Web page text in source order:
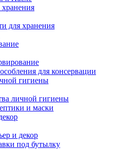
для хранения
для консервации
гигиены
личной гигиены
и маски
и декор
под бутылку